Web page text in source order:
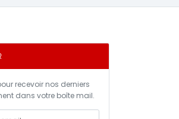
recevoir nos derniers
dans votre boîte mail.